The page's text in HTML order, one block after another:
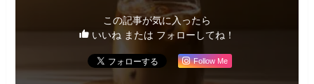
この記事が気に入ったら
いいね または フォローしてね！
Follow Me